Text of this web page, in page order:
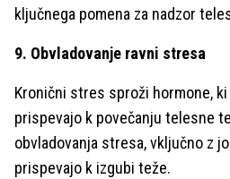
ključnega pomena za nadzor
9. Obvladovanje ravni stresa
Kronični stres sproži hormone,
prispevajo k povečanju telesne
obvladovanja stresa, vključno z
prispevajo k izgubi teže.